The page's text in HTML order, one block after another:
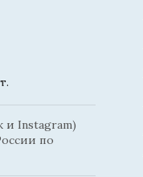
и Instagram)
по